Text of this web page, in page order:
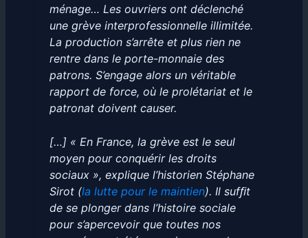
ménage… Les ouvriers ont déclenché
une grève interprofessionnelle illimitée.
La production s’arrête et plus rien ne
rentre dans le porte-monnaie des
patrons. S’engage alors un véritable
rapport de force, où le prolétariat et le
patronat doivent causer.
[…] « En France, la grève est le seul
moyen pour conquérir les droits
sociaux », explique l’historien Stéphane
Sirot (la lutte pour le maintien). Il sufﬁt
de se plonger dans l’histoire sociale
pour s’apercevoir que toutes nos